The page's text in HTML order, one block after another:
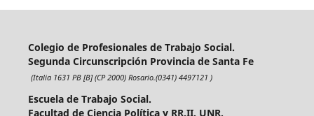
Colegio de Profesionales de Trabajo Social.
Segunda Circunscripción Provincia de Santa Fe
(Italia 1631 PB [B] (CP 2000) Rosario.(0341) 4497121 )
Escuela de Trabajo Social.
Facultad de Ciencia Política y RR.II. UNR.